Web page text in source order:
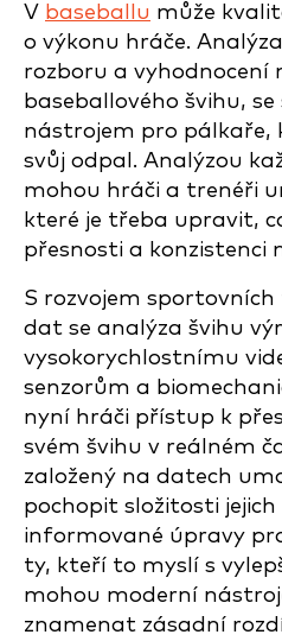
V baseballu může
o výkonu hráče.
rozboru a vyhodnocení
baseballového švihu,
nástrojem pro pálkaře,
svůj odpal. Analýzou
mohou hráči a trenéři
které je třeba upravit,
přesnosti a konzistenci
S rozvojem
dat se analýza švihu
vysokorychlostnímu
senzorům a
nyní hráči přístup k
svém švihu v reálném
založený na datech
pochopit složitosti
informované úpravy
ty, kteří to myslí s
mohou moderní
znamenat zásadní